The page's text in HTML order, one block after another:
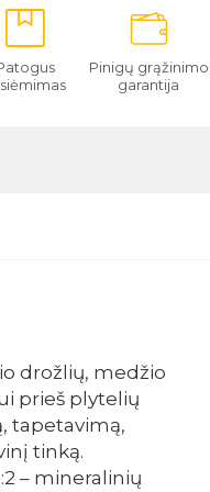
Pinigų grąžinimo
garantija
drožlių, medžio
prieš plytelių
tapetavimą,
tinką.
– mineralinių